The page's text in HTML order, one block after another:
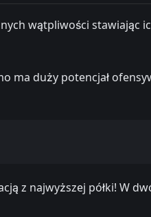
wątpliwości stawiając
duży potencjał
z najwyższej półki! W